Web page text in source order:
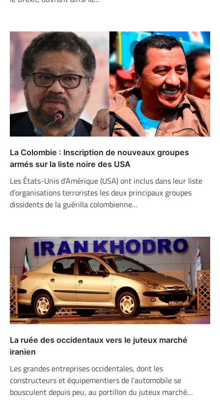
La Colombie : Inscription de nouveaux groupes
armés sur la liste noire des USA
Les États-Unis d’Amérique (USA) ont inclus dans leur liste
d’organisations terroristes les deux principaux groupes
dissidents de la guérilla colombienne…
La ruée des occidentaux vers le juteux marché
iranien
Les grandes entreprises occidentales, dont les
constructeurs et équipementiers de l’automobile se
bousculent depuis peu, au portillon du juteux marché…